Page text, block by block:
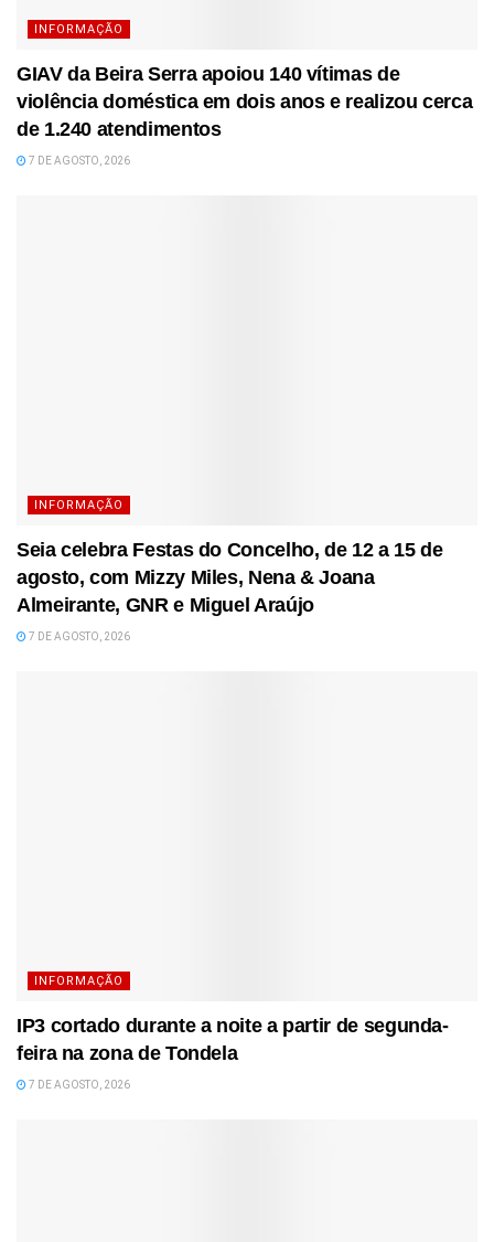
INFORMAÇÃO
GIAV da Beira Serra apoiou 140 vítimas de
violência doméstica em dois anos e realizou cerca
de 1.240 atendimentos
7 DE AGOSTO, 2026
INFORMAÇÃO
Seia celebra Festas do Concelho, de 12 a 15 de
agosto, com Mizzy Miles, Nena & Joana
Almeirante, GNR e Miguel Araújo
7 DE AGOSTO, 2026
INFORMAÇÃO
IP3 cortado durante a noite a partir de segunda-
feira na zona de Tondela
7 DE AGOSTO, 2026